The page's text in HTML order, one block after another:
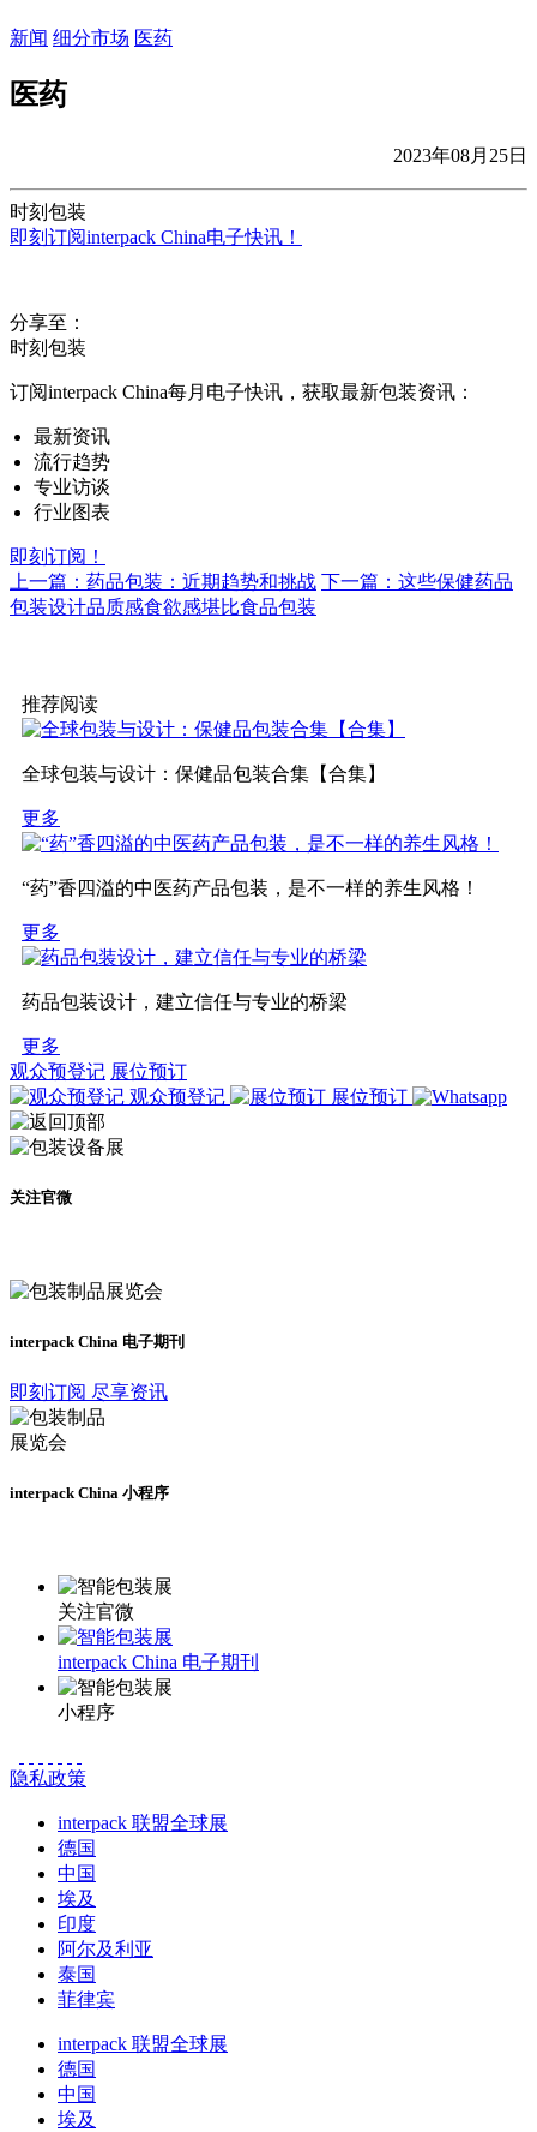
新闻 细分市场 医药
医药
2023年08月25日
时刻包装
即刻订阅interpack China电子快讯！
分享至：
时刻包装
订阅interpack China每月电子快讯，获取最新包装资讯：
最新资讯
流行趋势
专业访谈
行业图表
即刻订阅！
上一篇：药品包装：近期趋势和挑战 下一篇：这些保健药品
包装设计品质感食欲感堪比食品包装
推荐阅读
全球包装与设计：保健品包装合集【合集】
更多
“药”香四溢的中医药产品包装，是不一样的养生风格！
更多
药品包装设计，建立信任与专业的桥梁
更多
观众预登记 展位预订
观众预登记
展位预订
关注官微
interpack China 电子期刊
即刻订阅 尽享资讯
interpack China 小程序
关注官微
interpack China 电子期刊
小程序
隐私政策
interpack 联盟全球展
德国
中国
埃及
印度
阿尔及利亚
泰国
菲律宾
interpack 联盟全球展
德国
中国
埃及